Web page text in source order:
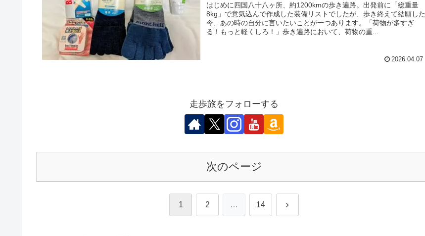
はじめに四国八十八ヶ所、約1200kmの歩き遍路。出発前に「総重量
8kg」で意気込んで作成した装備リストでしたが、歩き終えて結願した
今、あの時の自分に言いたいことが一つあります。「荷物が多すぎ
る！もっと軽くしろ！」歩き遍路において、荷物の重...
2026.04.07
走歩旅をフォローする
次のページ
1 2 … 14 次